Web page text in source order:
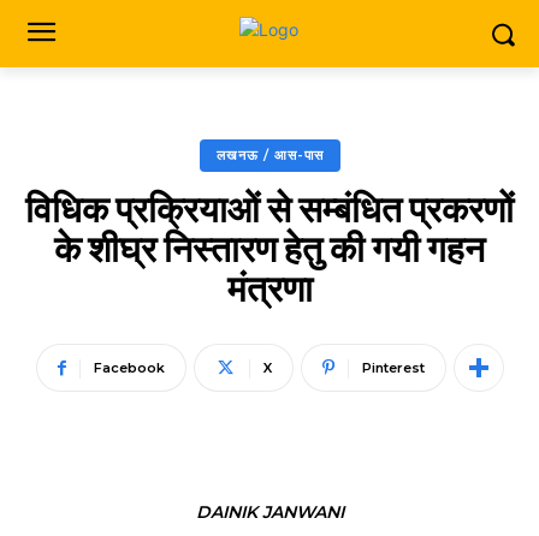
लखनऊ / आस-पास
विधिक प्रक्रियाओं से सम्बंधित प्रकरणों
के शीघ्र निस्तारण हेतु की गयी गहन
मंत्रणा
Facebook X Pinterest
DAINIK JANWANI